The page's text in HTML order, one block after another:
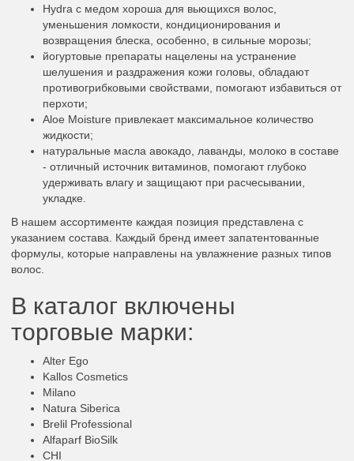
Hydra с медом хороша для вьющихся волос,
уменьшения ломкости, кондиционирования и
возвращения блеска, особенно, в сильные морозы;
йогуртовые препараты нацелены на устранение
шелушения и раздражения кожи головы, обладают
противогрибковыми свойствами, помогают избавиться от
перхоти;
Aloe Moisture привлекает максимальное количество
жидкости;
натуральные масла авокадо, лаванды, молоко в составе
- отличный источник витаминов, помогают глубоко
удерживать влагу и защищают при расчесывании,
укладке.
В нашем ассортименте каждая позиция представлена с
указанием состава. Каждый бренд имеет запатентованные
формулы, которые направлены на увлажнение разных типов
волос.
В каталог включены
торговые марки:
Alter Ego
Kallos Cosmetics
Milano
Natura Siberica
Brelil Professional
Alfaparf BioSilk
CHI